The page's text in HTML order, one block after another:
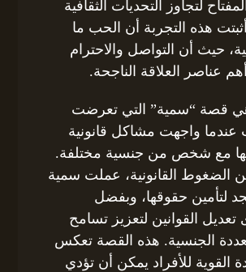
لتجاوز التحديات الثقافية
أثبتت هذه التجربة أن الحب ما
حيث أن التواصل والاحترام
أهم عناصر العلاقة الناجحة.
قصة “سمية” التي تعرضت
واجهت مشاكل قانونية
مع شخص من جنسية مختلفة.
الضغوط القانونية، عملت سمية
لتأمين حقوقها، وبفضل
تعديل القوانين لتعزيز تسامح
الجنسية. هذه القصة تعكس
القوية للأفراد يمكن أن تؤدي